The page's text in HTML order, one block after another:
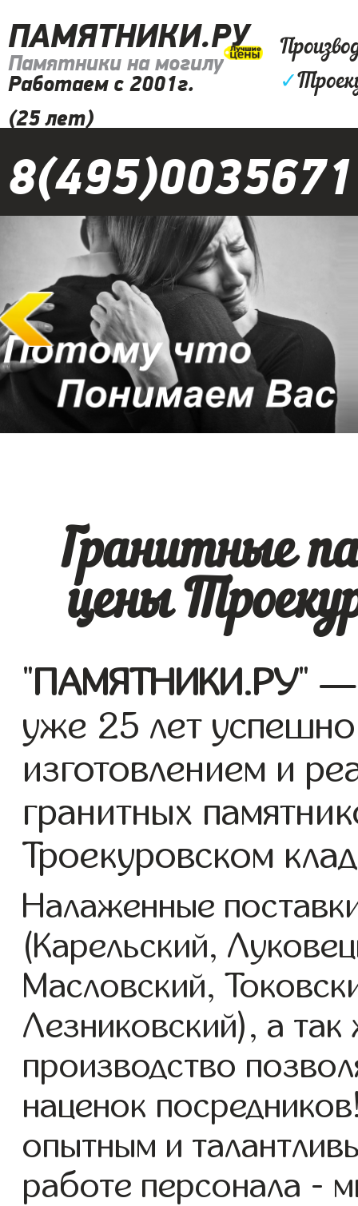
ПАМЯТНИКИ.РУ
Памятники на могилу
Работаем с 2001г.
(25 лет)
✓
8(495)0035671
Гранитные
цены
"ПАМЯТНИКИ.РУ" —
уже 25 лет
изготовлением и
гранитных
Троекуровском
Налаженные
(Карельский,
Масловский,
Лезниковский), а
производство
наценок
опытным и
работе персонала -